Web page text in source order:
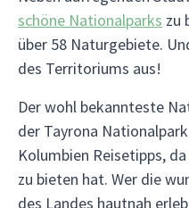
schöne Nationalparks zu
über 58 Naturgebiete.
des Territoriums aus!
Der wohl bekannteste
der Tayrona
Kolumbien Reisetipps,
zu bieten hat. Wer die
des Landes hautnah